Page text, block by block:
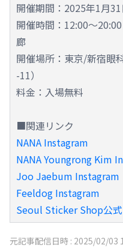
開催期間：2025年1月
開催時間：12:00～
廊
開催場所：東京/新宿眼
-11）
料金：入場無料
■関連リンク
NANA Instagram
NANA Youngrong Kim
Joo Jaebum Instagram
Feeldog Instagram
Seoul Sticker Shop公
元記事配信日時 : 2025/02/03